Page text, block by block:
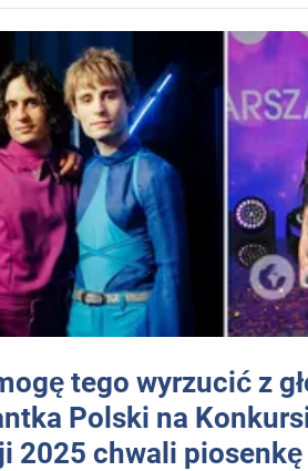
tego wyrzucić z
Polski na
2025 chwali